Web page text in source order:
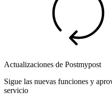
Actualizaciones de Postmypost
Sigue las nuevas funciones y
servicio